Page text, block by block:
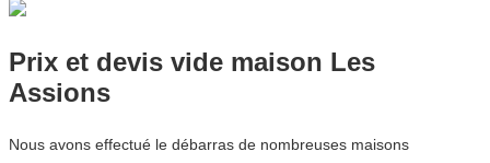
Prix et devis vide maison Les
Assions
Nous avons effectué le débarras de nombreuses maisons